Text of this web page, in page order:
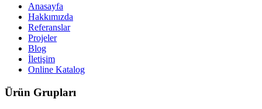
Anasayfa
Hakkımızda
Referanslar
Projeler
Blog
İletişim
Online Katalog
Ürün Grupları